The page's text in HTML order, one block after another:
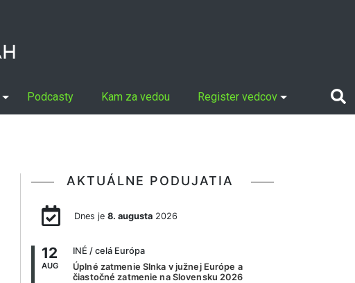
Podcasty Kam za vedou Register vedcov
AKTUÁLNE PODUJATIA
Dnes je 8. augusta2026
12
AUG
INÉ / celá Európa
Úplné zatmenie Slnka v južnej Európe a
čiastočné zatmenie na Slovensku 2026